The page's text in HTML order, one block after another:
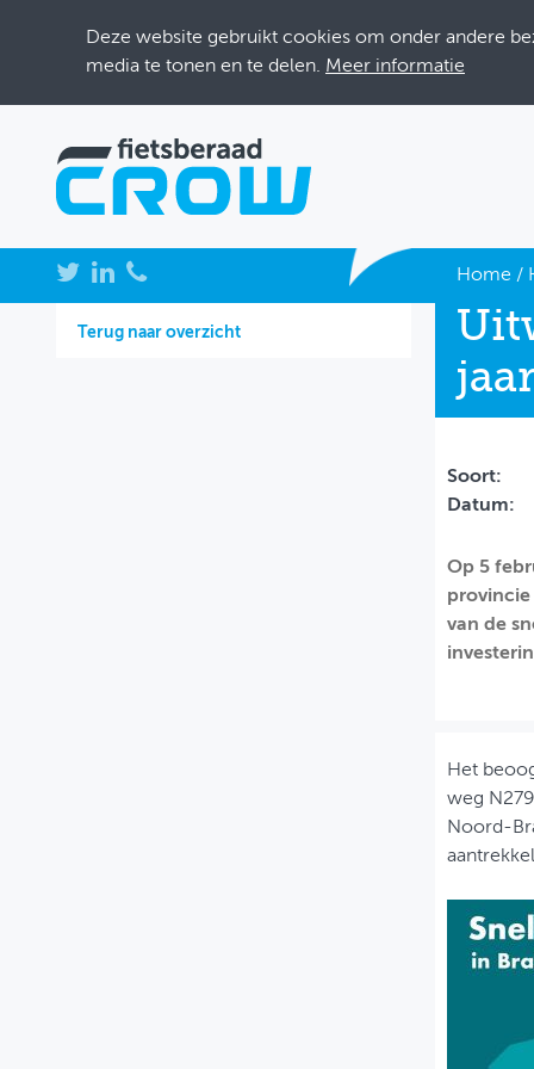
Deze website gebruikt cookies om onder andere
media te tonen en te delen. Meer informatie
NIEUWS
BIJEENKOMSTEN
Home /
Terug naar overzicht
Soort:
Datum:
Op 5
van de
Het
weg
Noord-